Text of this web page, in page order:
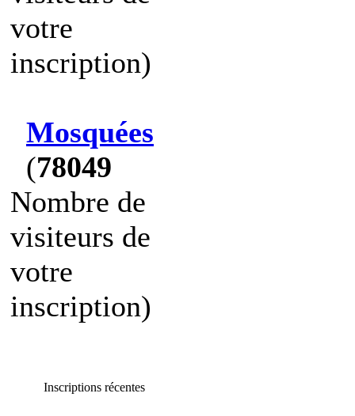
votre
inscription)
Mosquées
(78049
Nombre de
visiteurs de
votre
inscription)
Inscriptions récentes